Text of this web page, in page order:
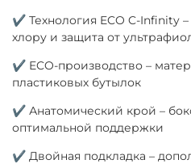
✔ Технология ECO C-Infinity –
хлору и защита от
✔ ECO-производство –
пластиковых бутылок
✔ Анатомический крой –
оптимальной поддержки
✔ Двойная подкладка –